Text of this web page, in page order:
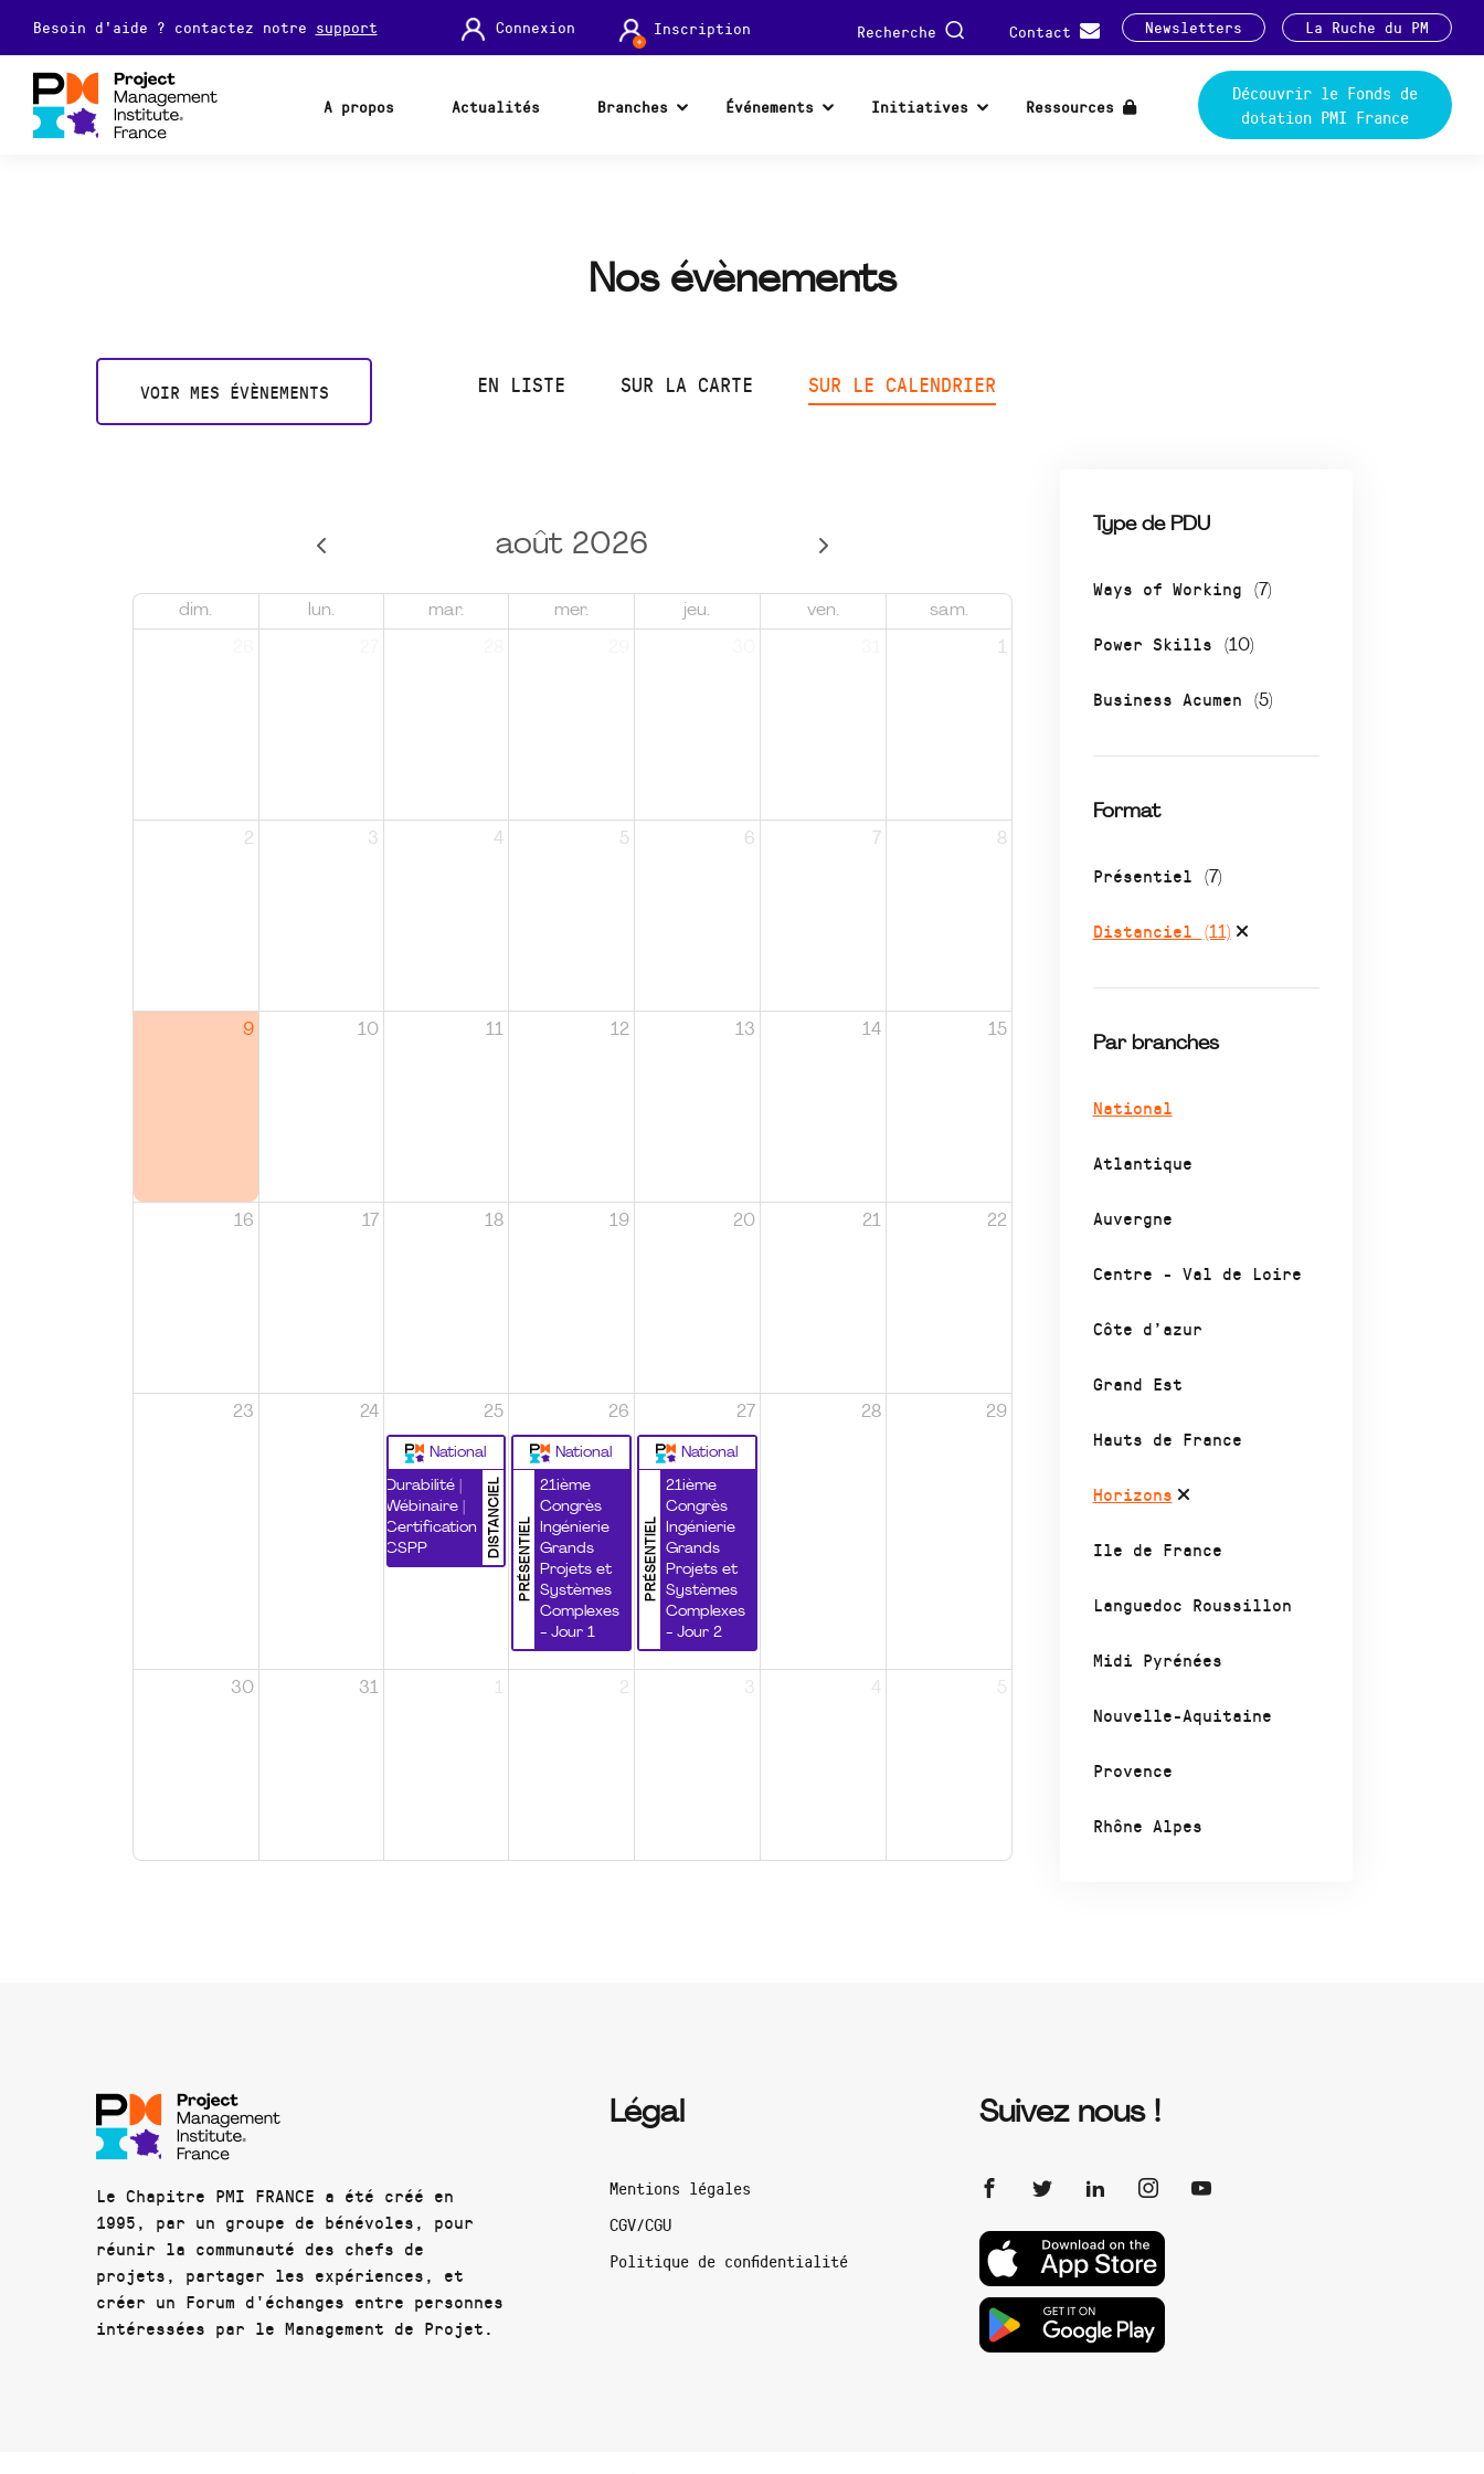
Besoin d'aide ? contactez notre support Connexion Inscription Recherche Contact Newsletters La Ruche du PM
A propos Actualités Branches Événements Initiatives Ressources
Découvrir le Fonds de
dotation PMI France
Nos évènements
VOIR MES ÉVÈNEMENTS EN LISTE SUR LA CARTE SUR LE CALENDRIER
Type de PDU
Ways of Working (7)
Power Skills (10)
Business Acumen (5)
Format
Présentiel (7)
Distanciel (11)
Par branches
National
Atlantique
Auvergne
Centre - Val de Loire
Côte d’azur
Grand Est
Hauts de France
Horizons
Ile de France
Languedoc Roussillon
Midi Pyrénées
Nouvelle-Aquitaine
Provence
Rhône Alpes
août 2026
dim. lun. mar. mer. jeu. ven. sam.
1
2 3 4 5 6 7 8
9 10 11 12 13 14 15
16 17 18 19 20 21 22
23 24 25
National
DISTANCIEL
Durabilité |
Wébinaire |
Certification
CSPP
26
National
PRÉSENTIEL
21ième
Congrès
Ingénierie
Grands
Projets et
Systèmes
Complexes
- Jour 1
27
National
PRÉSENTIEL
21ième
Congrès
Ingénierie
Grands
Projets et
Systèmes
Complexes
- Jour 2
28 29
30 31 1 2 3 4 5
Le Chapitre PMI FRANCE a été créé en
1995, par un groupe de bénévoles, pour
réunir la communauté des chefs de
projets, partager les expériences, et
créer un Forum d'échanges entre personnes
intéressées par le Management de Projet.
Légal
Mentions légales
CGV/CGU
Politique de confidentialité
Suivez nous !